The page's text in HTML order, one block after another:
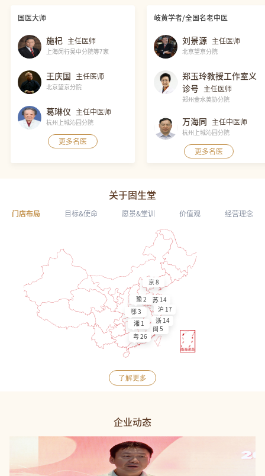
国医大师
施杞 主任医师
上海闵行吴中分院等7家
王庆国 主任医师
北京望京分院
葛琳仪 主任中医师
杭州上城沁园分院
更多名医
岐黄学者/全国名老中医
刘景源 主任医师
北京望京分院
郑玉玲教授工作室义
诊号
主任医师
郑州金水英协分院
万海同 主任中医师
杭州上城沁园分院
更多名医
关于固生堂
门店布局 目标&使命 愿景&堂训 价值观 经营理念
苏 14
沪 17
浙 14
闽 5
京 8
豫 2
鄂 3
湘 1
粤 26
了解更多
企业动态